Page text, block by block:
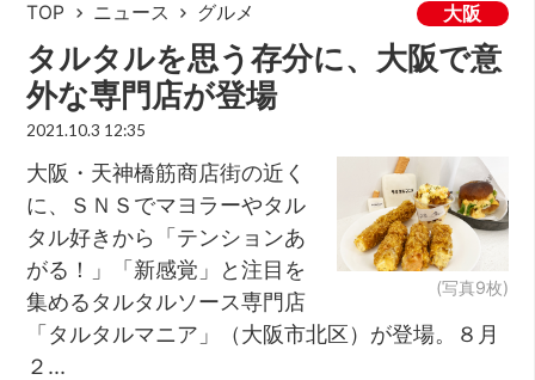
TOP ニュース グルメ 大阪
タルタルを思う存分に、大阪で意
外な専門店が登場
2021.10.3 12:35
(写真9枚)
大阪・天神橋筋商店街の近く
に、ＳＮＳでマヨラーやタル
タル好きから「テンションあ
がる！」「新感覚」と注目を
集めるタルタルソース専門店
「タルタルマニア」（大阪市北区）が登場。８月
２...